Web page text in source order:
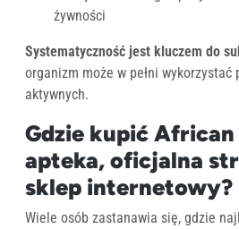
żywności
Systematyczność jest kluczem do
organizm może w pełni wykorzystać
aktywnych.
Gdzie kupić African
apteka, oficjalna
sklep internetowy?
Wiele osób zastanawia się, gdzie